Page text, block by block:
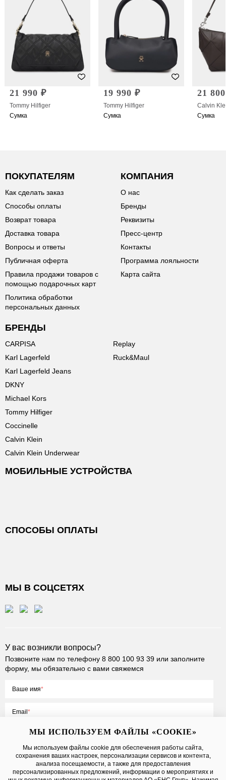
21 990 ₽
Tommy Hilfiger
Сумка
19 990 ₽
Tommy Hilfiger
Сумка
21
Calvin
Сумка
ПОКУПАТЕЛЯМ
Как сделать заказ
Способы оплаты
Возврат товара
Доставка товара
Вопросы и ответы
Публичная оферта
Правила продажи товаров с
помощью подарочных карт
Политика обработки
персональных данных
КОМПАНИЯ
О нас
Бренды
Реквизиты
Пресс-центр
Контакты
Программа лояльности
Карта сайта
БРЕНДЫ
CARPISA
Karl Lagerfeld
Karl Lagerfeld Jeans
DKNY
Michael Kors
Tommy Hilfiger
Coccinelle
Calvin Klein
Calvin Klein Underwear
Replay
Ruck&Maul
МОБИЛЬНЫЕ УСТРОЙСТВА
СПОСОБЫ ОПЛАТЫ
МЫ В СОЦСЕТЯХ
У вас возникли вопросы?
Позвоните нам по телефону 8 800 100 93 39 или заполните
форму, мы обязательно с вами свяжемся
Ваше имя
Email
Нажимая на кнопку «Отправить», вы принимаете условияПубличной
оферты, даетесогласие на обработку персональных данных
МЫ ИСПОЛЬЗУЕМ ФАЙЛЫ «COOKIE»
Мы используем файлы cookie для обеспечения работы сайта,
сохранения ваших настроек, персонализации сервисов и контента,
анализа посещаемости, а также для предоставления
персонализированных предложений, информации о мероприятиях и